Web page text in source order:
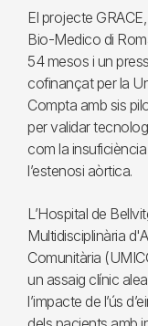
El projecte
Bio-Medico di
54 mesos i un
cofinançat per la
Compta amb sis
per validar
com la insuficiència
l’estenosi aòrtica.
L’Hospital de
Multidisciplinària
Comunitària
un assaig clínic
l’impacte de l’ús